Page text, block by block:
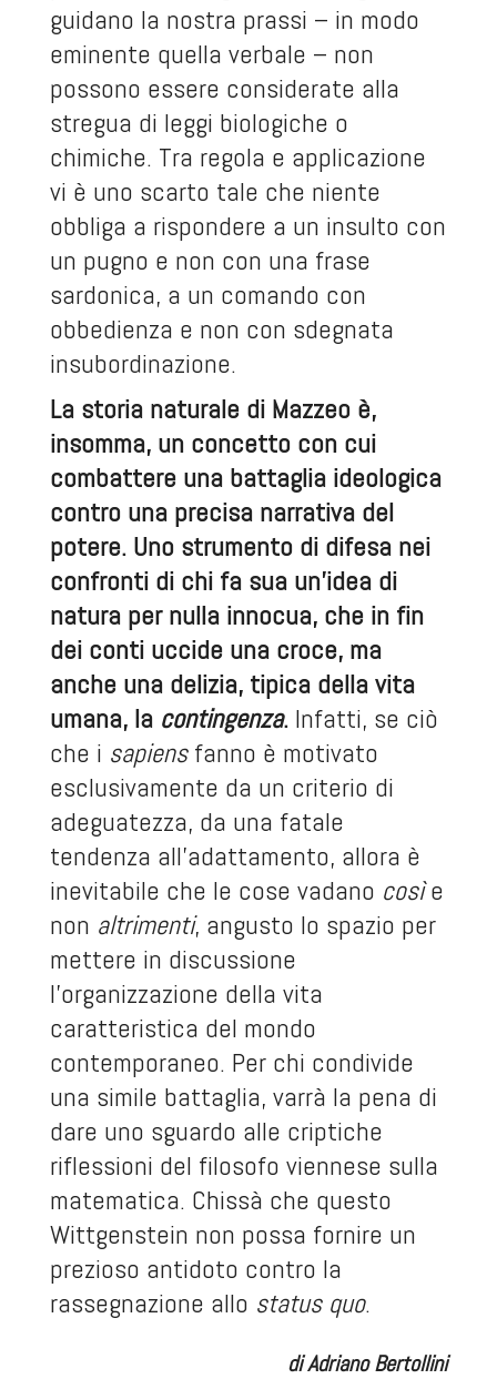
guidano la nostra prassi – in modo
eminente quella verbale – non
possono essere considerate alla
stregua di leggi biologiche o
chimiche. Tra regola e applicazione
vi è uno scarto tale che niente
obbliga a rispondere a un insulto con
un pugno e non con una frase
sardonica, a un comando con
obbedienza e non con sdegnata
insubordinazione.
La storia naturale di Mazzeo è,
insomma, un concetto con cui
combattere una battaglia ideologica
contro una precisa narrativa del
potere. Uno strumento di difesa nei
confronti di chi fa sua un’idea di
natura per nulla innocua, che in fin
dei conti uccide una croce, ma
anche una delizia, tipica della vita
umana, la contingenza.Infatti, se ciò
che i sapiensfanno è motivato
esclusivamente da un criterio di
adeguatezza, da una fatale
tendenza all’adattamento, allora è
inevitabile che le cose vadano cosìe
non altrimenti, angusto lo spazio per
mettere in discussione
l’organizzazione della vita
caratteristica del mondo
contemporaneo. Per chi condivide
una simile battaglia, varrà la pena di
dare uno sguardo alle criptiche
riflessioni del filosofo viennese sulla
matematica. Chissà che questo
Wittgenstein non possa fornire un
prezioso antidoto contro la
rassegnazione allo status quo.
di Adriano Bertollini